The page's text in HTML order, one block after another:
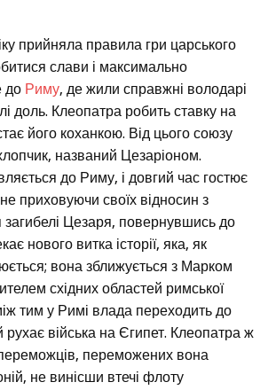
прийняла правила гри царського
слави і максимально
до Риму, де жили справжні володарі
доль. Клеопатра робить ставку на
його коханкою. Від цього союзу
названий Цезаріоном.
до Риму, і довгий час гостює
приховуючи своїх відносин з
Цезаря, повернувшись до
нового витка історії, яка, як
вона зближується з Марком
східних областей римської
тим у Римі влада переходить до
рухає війська на Єгипет. Клеопатра ж
переможених вона
не винісши втечі флоту